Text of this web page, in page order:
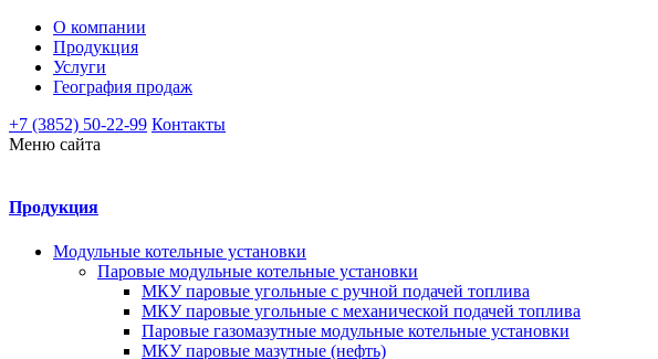
О компании
Продукция
Услуги
География продаж
+7 (3852) 50-22-99 Контакты
Меню сайта
Продукция
Модульные котельные установки
Паровые модульные котельные установки
МКУ паровые угольные с ручной подачей топлива
МКУ паровые угольные с механической подачей топлива
Паровые газомазутные модульные котельные установки
МКУ паровые мазутные (нефть)